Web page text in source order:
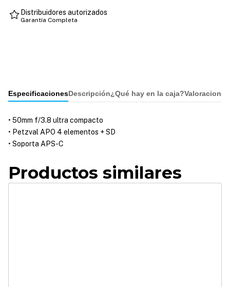
Distribuidores autorizados
Garantía Completa
EspecificacionesDescripción¿Qué hay en la caja?
• 50mm f/3.8 ultra compacto
• Petzval APO 4 elementos + SD
• Soporta APS-C
Productos similares